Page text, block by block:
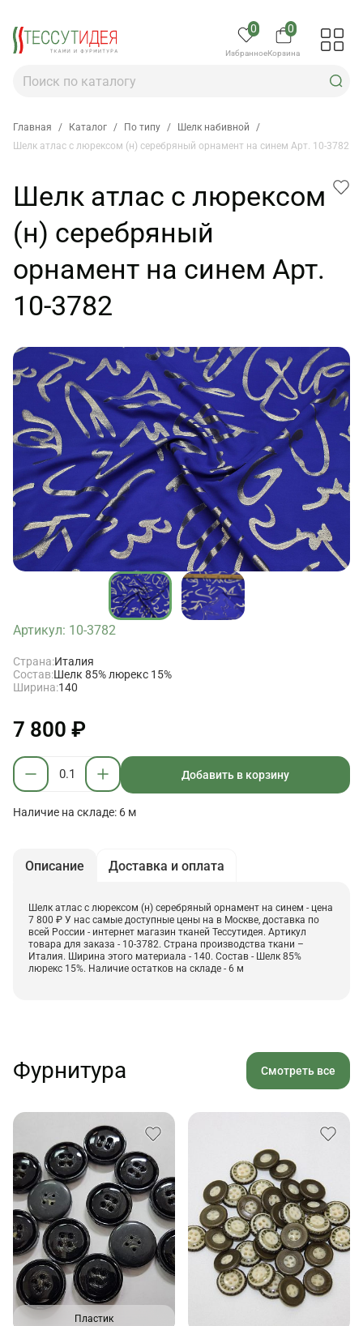
0
Избранное
0
Корзина
Главная / Каталог / По типу / Шелк набивной
/
Шелк атлас с люрексом (н) серебряный орнамент на синем Арт. 10-3782
Шелк атлас с люрексом
(н) серебряный
орнамент на синем Арт.
10-3782
Артикул: 10-3782
Страна:Италия
Состав:Шелк 85% люрекс 15%
Ширина:140
7 800 ₽
Добавить в корзину
Наличие на складе: 6 м
Описание Доставка и оплата
Шелк атлас с люрексом (н) серебряный орнамент на синем - цена
7 800 ₽ У нас самые доступные цены на в Москве, доставка по
всей России - интернет магазин тканей Тессутидея. Артикул
товара для заказа - 10-3782. Страна производства ткани –
Италия. Ширина этого материала - 140. Состав - Шелк 85%
люрекс 15%. Наличие остатков на складе - 6 м
Фурнитура Смотреть все
Пластик